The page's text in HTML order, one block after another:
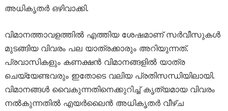
അധികൃതർ ഒഴിവാക്കി.
വിമാനത്താവളത്തിൽ എത്തിയ ശേഷമാണ് സർവീസുകൾ
മുടങ്ങിയ വിവരം പല യാത്രക്കാരും അറിയുന്നത്.
പ്രവാസികളും കണക്ഷൻ വിമാനങ്ങളിൽ യാത്ര
ചെയ്യേണ്ടവരും ഇതോടെ വലിയ പ്രതിസന്ധിയിലായി.
വിമാനങ്ങൾ വൈകുന്നതിനെക്കുറിച്ച് കൃത്യമായ വിവരം
നൽകുന്നതിൽ എയർലൈൻ അധികൃതർ വീഴ്ച